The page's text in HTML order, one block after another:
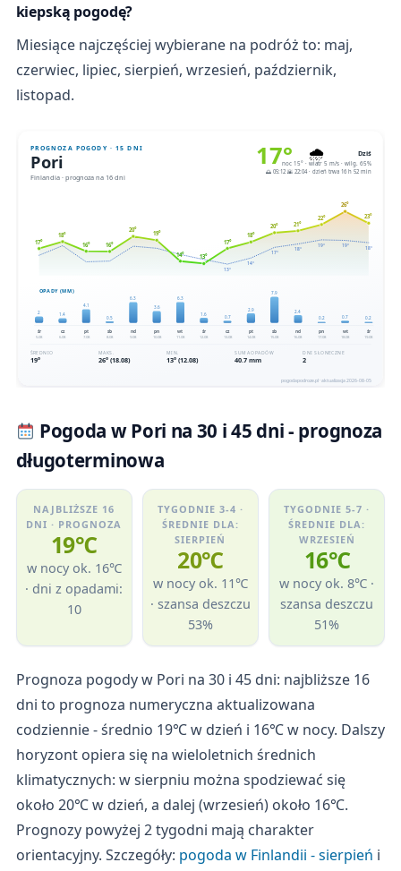
kiepską pogodę?
Miesiące najczęściej wybierane na podróż to: maj,
czerwiec, lipiec, sierpień, wrzesień, październik,
listopad.
Pogoda w Pori na 30 i 45 dni - prognoza
długoterminowa
NAJBLIŻSZE 16
DNI · PROGNOZA
19℃
w nocy ok. 16℃
· dni z opadami:
10
TYGODNIE 3-4 ·
ŚREDNIE DLA:
SIERPIEŃ
20℃
w nocy ok. 11℃
· szansa deszczu
53%
TYGODNIE 5-7 ·
ŚREDNIE DLA:
WRZESIEŃ
16℃
w nocy ok. 8℃ ·
szansa deszczu
51%
Prognoza pogody w Pori na 30 i 45 dni: najbliższe 16
dni to prognoza numeryczna aktualizowana
codziennie - średnio 19℃ w dzień i 16℃ w nocy. Dalszy
horyzont opiera się na wieloletnich średnich
klimatycznych: w sierpniu można spodziewać się
około 20℃ w dzień, a dalej (wrzesień) około 16℃.
Prognozy powyżej 2 tygodni mają charakter
orientacyjny. Szczegóły: pogoda w Finlandii - sierpień i